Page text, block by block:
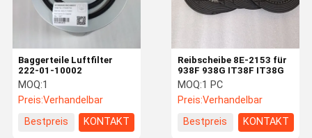
Haus
Fabrik-
Ausflug
Qualitätskon
Trolle
Treten Sie
Fordern Sie
Ein Zitat
Reibscheibe 8E-2153 für
938F 938G IT38F IT38G
MOQ:1 PC
Preis:Verhandelbar
Bestpreis
KONTAKT
Baggerteile Luftfilter
222-01-10002
MOQ:1
Preis:Verhandelbar
Bestpreis
KONTAKT